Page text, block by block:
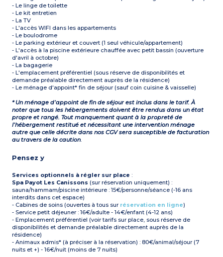
- Le linge de toilette
- Le kit entretien
- La TV
- L'accès WIFI dans les appartements
- Le boulodrome
- Le parking extérieur et couvert (1 seul véhicule/appartement)
- L'accès à la piscine extérieure chauffée avec petit bassin (ouverture
d'avril à octobre)
- La bagagerie
- L'emplacement préférentiel (sous réserve de disponibilités et
demande préalable directement auprès de la résidence)
- Le ménage d'appoint* fin de séjour (sauf coin cuisine & vaisselle)
* Un ménage d’appoint de fin de séjour est inclus dans le tarif. À
noter que tous les hébergements doivent être rendus dans un état
propre et rangé. Tout manquement quant à la propreté de
l’hébergement restitué et nécessitant une intervention ménage
autre que celle décrite dans nos CGV sera susceptible de facturation
au travers de la caution.
Pensez y
Services optionnels à régler sur place :
Spa Payot Les Canissons (sur réservation uniquement) :
sauna/hammam/piscine intérieure : 15€/personne/séance (-16 ans
interdits dans cet espace)
- Cabines de soins (ouvertes à tous sur réservation en ligne)
- Service petit déjeuner : 16€/adulte - 14€/enfant (4-12 ans)
- Emplacement préférentiel (voir tarifs sur place, sous réserve de
disponibilités et demande préalable directement auprès de la
résidence)
- Animaux admis* (à préciser à la réservation) : 80€/animal/séjour (7
nuits et +) - 16€/nuit (moins de 7 nuits)